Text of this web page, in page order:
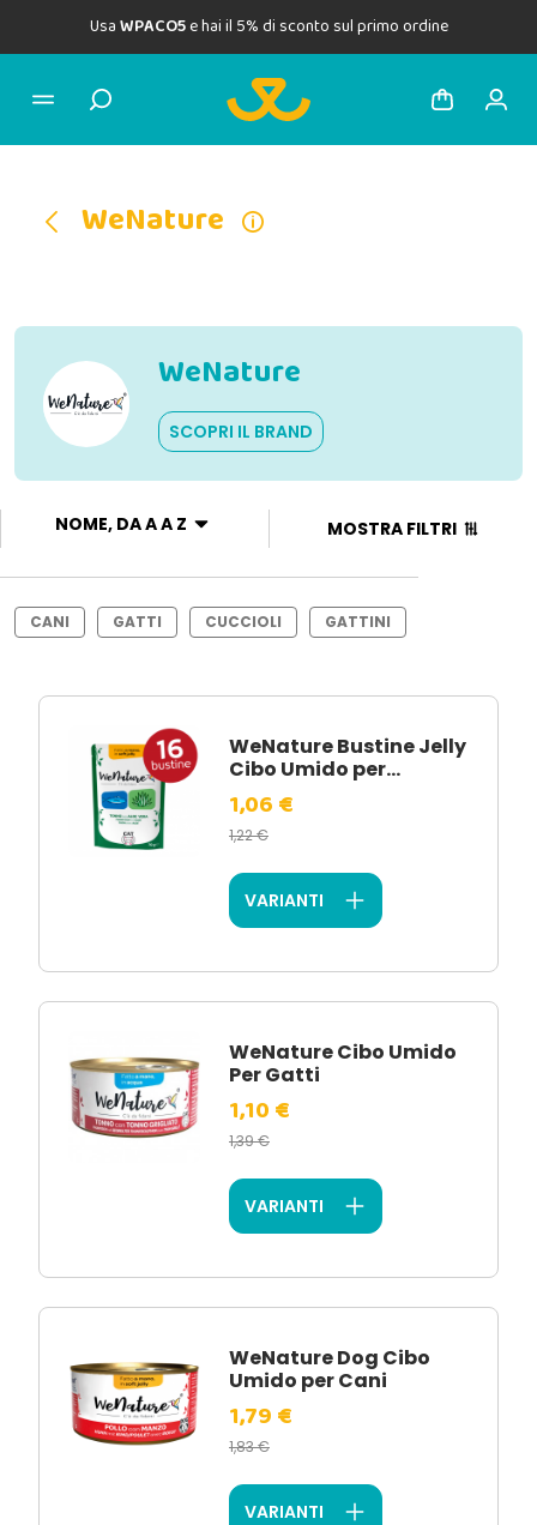
UsaWPACO5e hai il 5% di sconto sul primo ordine
WeNature
WeNature
SCOPRI IL BRAND
NOME, DA A A Z MOSTRA FILTRI
CANI GATTI CUCCIOLI GATTINI
WeNature Bustine Jelly
Cibo Umido per...
1,06 €
1,22 €
VARIANTI
WeNature Cibo Umido
Per Gatti
1,10 €
1,39 €
VARIANTI
WeNature Dog Cibo
Umido per Cani
1,79 €
1,83 €
VARIANTI